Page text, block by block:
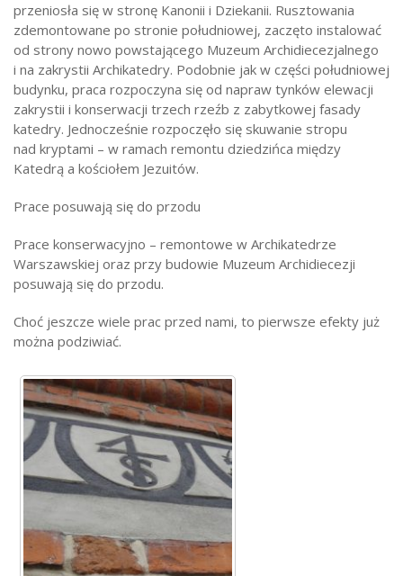
przeniosła się w stronę Kanonii i Dziekanii. Rusztowania
zdemontowane po stronie południowej, zaczęto instalować
od strony nowo powstającego Muzeum Archidiecezjalnego
i na zakrystii Archikatedry. Podobnie jak w części południowej
budynku, praca rozpoczyna się od napraw tynków elewacji
zakrystii i konserwacji trzech rzeźb z zabytkowej fasady
katedry. Jednocześnie rozpoczęło się skuwanie stropu
nad kryptami – w ramach remontu dziedzińca między
Katedrą a kościołem Jezuitów.
Prace posuwają się do przodu
Prace konserwacyjno – remontowe w Archikatedrze
Warszawskiej oraz przy budowie Muzeum Archidiecezji
posuwają się do przodu.
Choć jeszcze wiele prac przed nami, to pierwsze efekty już
można podziwiać.